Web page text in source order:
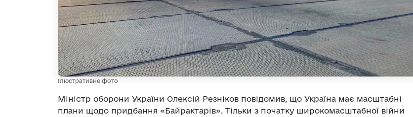
Ілюстративне фото
Міністр оборони України Олексій Резніков повідомив, що Україна має масштабні
плани щодо придбання «Байрактарів». Тільки з початку широкомасштабної війни